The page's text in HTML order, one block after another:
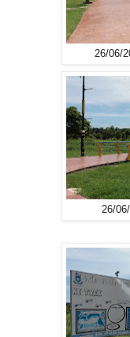
26/06/
26/